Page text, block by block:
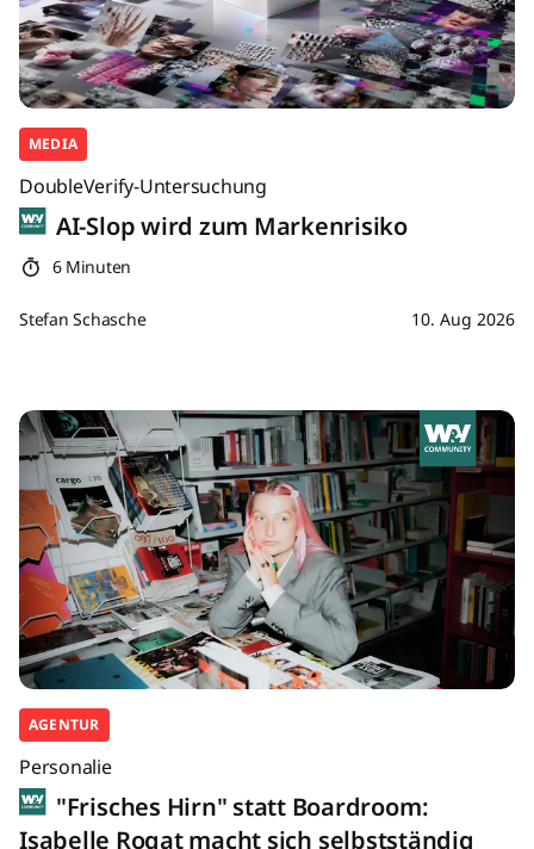
MEDIA
DoubleVerify-Untersuchung
AI-Slop wird zum Markenrisiko
6 Minuten
Stefan Schasche 10. Aug 2026
AGENTUR
Personalie
"Frisches Hirn" statt Boardroom:
Isabelle Rogat macht sich selbstständig